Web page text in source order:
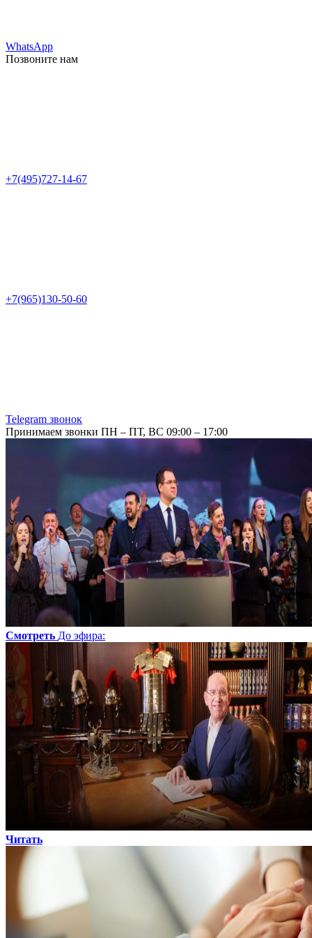
WhatsApp
Позвоните нам
+7(495)727-14-67
+7(965)130-50-60
Telegram звонок
Принимаем звонки ПН – ПТ, ВС 09:00 – 17:00
Смотреть До эфира:
Читать